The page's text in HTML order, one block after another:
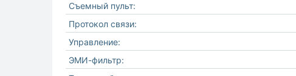
Съемный пульт:
Протокол связи:
Управление:
ЭМИ-фильтр: